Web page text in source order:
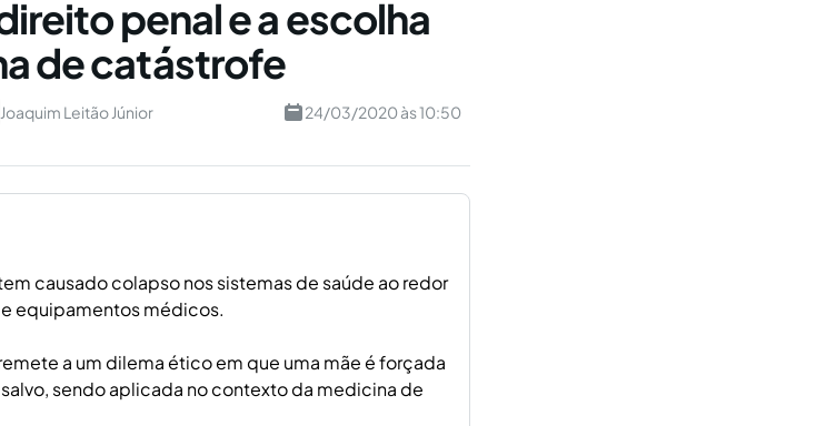
penal e a escolha
de catástrofe
Joaquim Leitão Júnior 24/03/2020 às 10:50
causado colapso nos sistemas de saúde ao redor
equipamentos médicos.
a um dilema ético em que uma mãe é forçada
sendo aplicada no contexto da medicina de